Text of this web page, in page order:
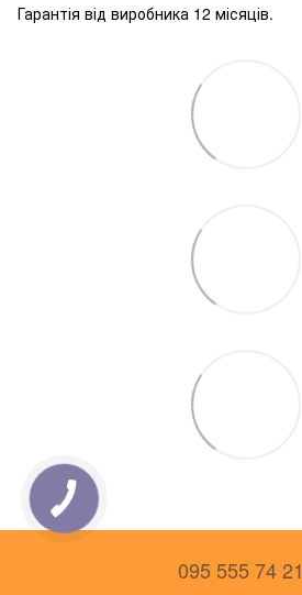
Гарантія від виробника 12 місяців.
095 555 74 21